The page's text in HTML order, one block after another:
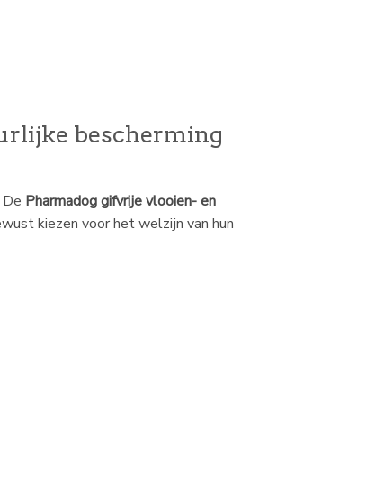
bescherming
Pharmadog gifvrije vlooien- en
kiezen voor het welzijn van hun